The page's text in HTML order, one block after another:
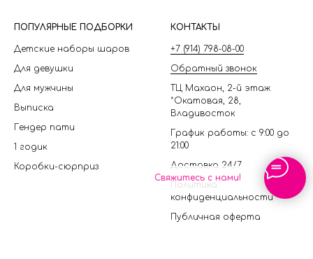
Свяжитесь с нами!
ПОПУЛЯРНЫЕ ПОДБОРКИ
Детские наборы шаров
Для девушки
Для мужчины
Выписка
Гендер пати
1 годик
Коробки-сюрприз
КОНТАКТЫ
+7 (914) 798-08-00
Обратный звонок
ТЦ Махаон, 2-й этаж
*Окатовая, 28,
Владивосток
График работы: с 9:00 до
21:00
Доставка 24/7
Политика
конфиденциальности
Публичная оферта